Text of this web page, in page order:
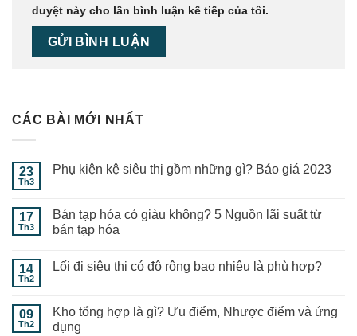
duyệt này cho lần bình luận kế tiếp của tôi.
CÁC BÀI MỚI NHẤT
23
Th3
Phụ kiện kệ siêu thị gồm những gì? Báo giá 2023
17
Th3
Bán tạp hóa có giàu không? 5 Nguồn lãi suất từ
bán tạp hóa
14
Th2
Lối đi siêu thị có độ rộng bao nhiêu là phù hợp?
09
Th2
Kho tổng hợp là gì? Ưu điểm, Nhược điểm và ứng
dụng